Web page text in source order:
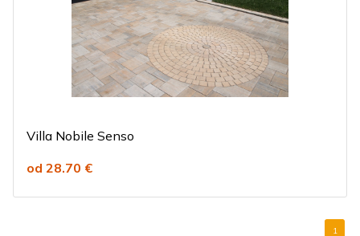
Villa Nobile Senso
od 28.70 €
1